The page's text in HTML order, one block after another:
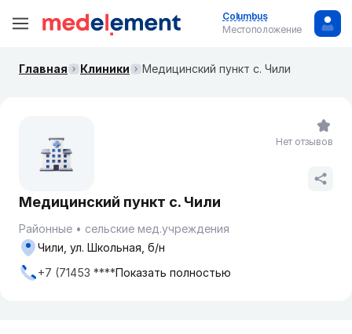
Columbus
Местоположение
Главная Клиники Медицинский пункт с. Чили
Медицинский пункт с. Чили
Районные
сельские мед.учреждения
Чили, ул. Школьная, б/н
+7 (71453 ****Показать полностью
Нет отзывов